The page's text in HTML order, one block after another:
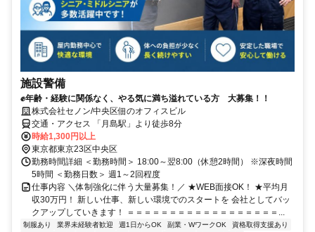
施設警備
✊年齢・経験に関係なく、やる気に満ち溢れている方 大募集！！
株式会社セノン/中央区佃のオフィスビル
交通・アクセス 「月島駅」より徒歩8分
時給1,300円以上
東京都東京23区中央区
勤務時間詳細 ＜勤務時間＞ 18:00～翌8:00（休憩2時間） ※深夜時間
5時間 ＜勤務日数＞ 週1～2回程度
仕事内容 ＼体制強化に伴う大量募集！／ ★WEB面接OK！ ★平均月
収30万円！ 新しい仕事、新しい環境でのスタートを 会社としてバッ
クアップしていきます！ ＝＝＝＝＝＝＝＝＝＝＝＝＝＝＝＝＝＝...
制服あり 業界未経験者歓迎 週1日からOK 副業・WワークOK
資格取得支援あり